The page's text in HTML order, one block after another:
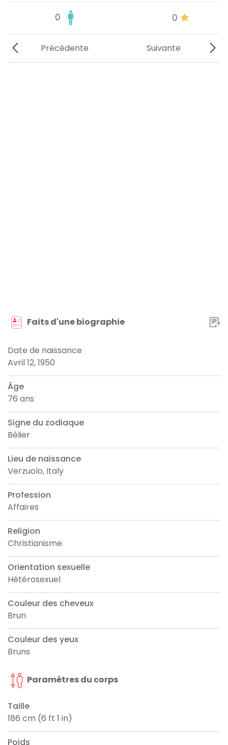
0 0
Suivante
Précédente
Faits d'une biographie
Date de naissance
Avril 12, 1950
Âge
76 ans
Signe du zodiaque
Bélier
Lieu de naissance
Verzuolo, Italy
Profession
Affaires
Religion
Christianisme
Orientation sexuelle
Hétérosexuel
Couleur des cheveux
Brun
Couleur des yeux
Bruns
Paramètres du corps
Taille
186 cm (6 ft 1 in)
Poids